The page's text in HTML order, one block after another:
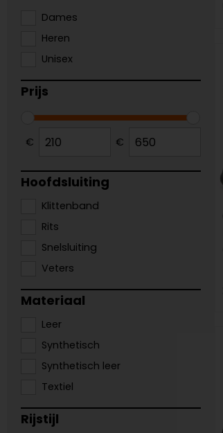
Dames
Heren
Unisex
Prijs
€ €
Hoofdsluiting
Klittenband
Rits
Snelsluiting
Veters
Materiaal
Leer
Synthetisch
Synthetisch leer
Textiel
Rijstijl